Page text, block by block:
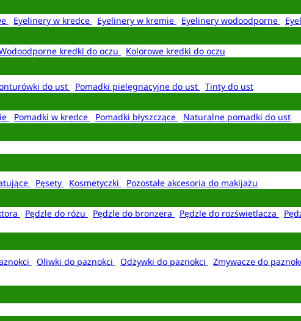
Eyelinery w kredce Eyelinery w kremie Eyelinery wodoodporne
kredki do oczu
Kolorowe kredki do oczu
do ust Pomadki pielęgnacyjne do ust
Tinty do ust
Pomadki w kredce Pomadki błyszczące
Naturalne pomadki do ust
Pęsety Kosmetyczki
Pozostałe akcesoria do makijażu
Pędzle do różu Pędzle do bronzera Pędzle do rozświetlacza
Oliwki do paznokci Odżywki do paznokci Zmywacze do